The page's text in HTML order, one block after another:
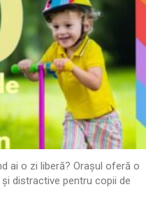
ai o zi liberă? Orașul oferă o
distractive pentru copii de